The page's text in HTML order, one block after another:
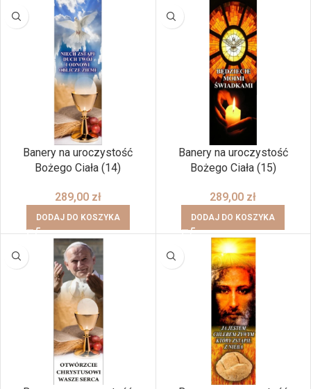
Banery na uroczystość
Bożego Ciała (14)
289,00 zł
DODAJ DO KOSZYKA
Banery na uroczystość
Bożego Ciała (15)
289,00 zł
DODAJ DO KOSZYKA